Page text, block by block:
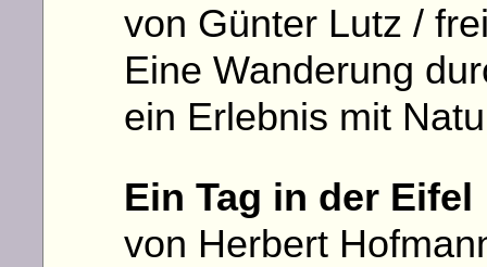
von Günter Lutz /
Eine Wanderung
ein Erlebnis mit
Ein Tag in der Eifel
von Herbert